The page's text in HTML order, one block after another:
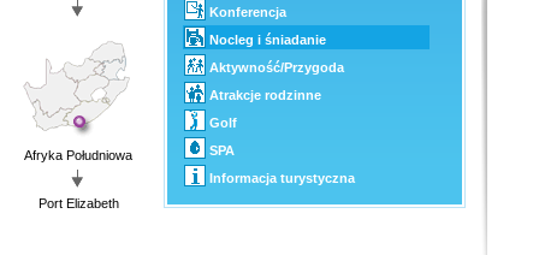
Afryka Południowa
Port Elizabeth
Konferencja
Nocleg i śniadanie
Aktywność/Przygoda
Atrakcje rodzinne
Golf
SPA
Informacja turystyczna